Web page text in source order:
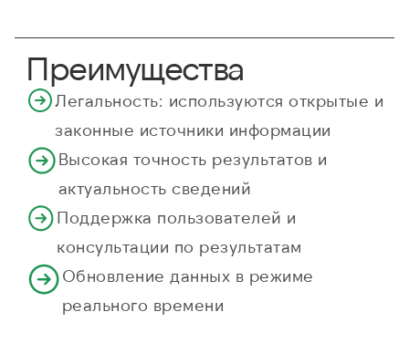
Преимущества
Легальность: используются открытые и
законные источники информации
Высокая точность результатов и
актуальность сведений
Поддержка пользователей и
консультации по результатам
Обновление данных в режиме
реального времени